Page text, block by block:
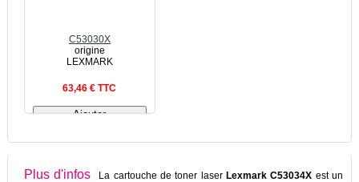
C53030X
origine
LEXMARK
63,46 € TTC
Plus d'infos La cartouche de toner laserLexmark C53034X est un